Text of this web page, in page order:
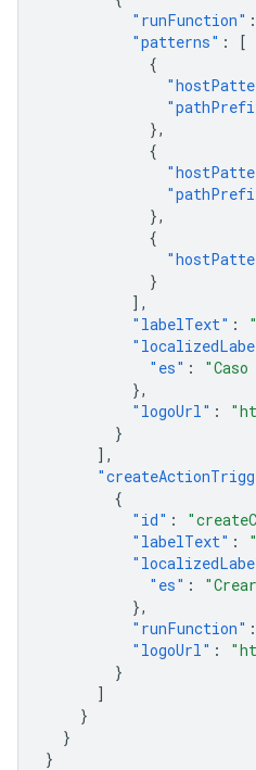
"runFunction" :
"patterns" :
[
{
},
{
},
{
}
],
"labelText" :
"es" :
},
"logoUrl" :
}
],
{
"id" :
"labelText" :
"es" :
},
"runFunction" :
"logoUrl" :
}
]
}
}
}